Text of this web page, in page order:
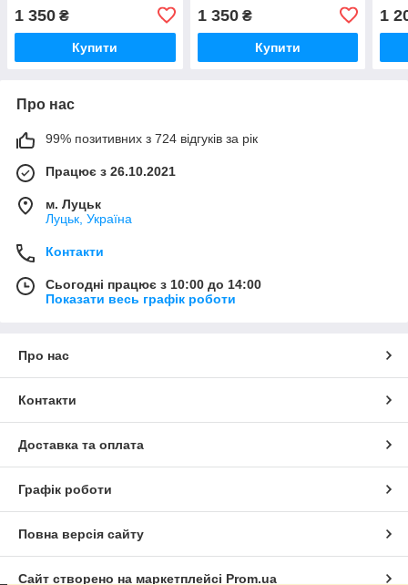
1 350 ₴
Купити
1 350₴
Купити
1
Про нас
99% позитивних з 724 відгуків за рік
Працює з 26.10.2021
м. Луцьк
Луцьк, Україна
Контакти
Сьогодні працює з 10:00 до 14:00
Показати весь графік роботи
Про нас
Контакти
Доставка та оплата
Графік роботи
Повна версія сайту
Сайт створено на маркетплейсі Prom.ua